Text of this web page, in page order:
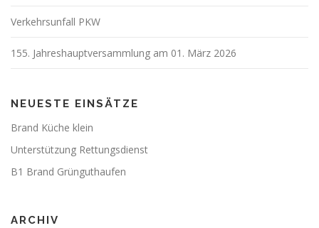
Verkehrsunfall PKW
155. Jahreshauptversammlung am 01. März 2026
NEUESTE EINSÄTZE
Brand Küche klein
Unterstützung Rettungsdienst
B1 Brand Grünguthaufen
ARCHIV